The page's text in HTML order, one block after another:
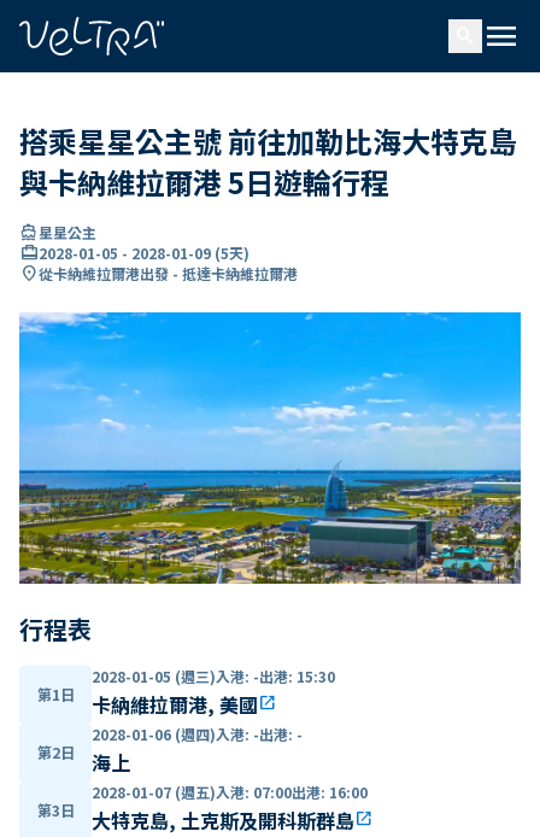
menu
搭乘星星公主號 前往加勒比海大特克島
與卡納維拉爾港 5日遊輪行程
directions_boat星星公主
card_travel2028-01-05 - 2028-01-09 (5天)
location_on從卡納維拉爾港出發 - 抵達卡納維拉爾港
行程表
第1日
2028-01-05 (週三)入港: -出港: 15:30
卡納維拉爾港, 美國open_in_new
第2日
2028-01-06 (週四)入港: -出港: -
海上
第3日
2028-01-07 (週五)入港: 07:00出港: 16:00
大特克島, 土克斯及開科斯群島open_in_new